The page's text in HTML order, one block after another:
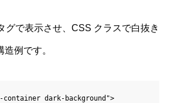
グで表示させ、CSS クラスで白抜き
例です。
dark-background">